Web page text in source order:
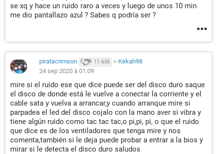
se xq y hace un ruido raro a veces y luego de unos 10 min
me dio pantallazo azul ? Sabes q podría ser ?
piratacrimson 11.636 > Kekah98
24 sep 2020 à 01:09
mire si el ruido ese que dice puede ser del disco duro saque
el disco de donde está le vuelve a conectar la corriente y el
cable sata y vuelva a arrancar,y cuando arranque mire si
parpadea el led del disco cojalo con la mano aver si vibra y
tiene algún ruido como tac tac tac,o pi,pi, pi, o que el ruido
que dice es de los ventiladores que tenga mire y nos
comenta,también si le deja puede probar a entrar a la bios y
mirar si le detecta el disco duro saludos